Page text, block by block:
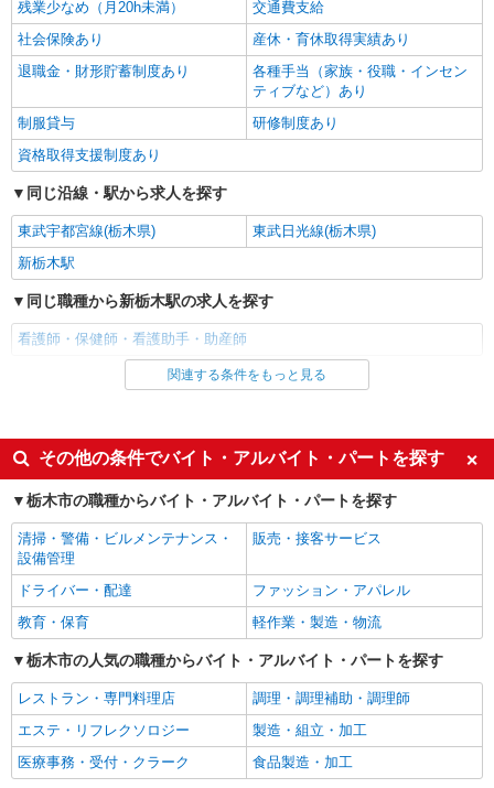
日研トータルソーシング株式会社 メディカルケア事業部/宇都宮オフ
ィス【看護助手】
看護助手（ナースエイド）
時給1,180円 ★週払いOK（規定あり） ※給与
幅は経験・能力による
栃木県栃木市 【最寄駅】東武日光線「藤岡」
駅
キープ
残業少なめ（月20h未満）
交通費支給
社会保険あり
産休・育休取得実績あり
退職金・財形貯蓄制度あり
各種手当（家族・役職・インセン
ティブなど）あり
制服貸与
研修制度あり
資格取得支援制度あり
同じ沿線・駅から求人を探す
東武宇都宮線(栃木県)
東武日光線(栃木県)
新栃木駅
同じ職種から新栃木駅の求人を探す
看護師・保健師・看護助手・助産師
同じ雇用形態から新栃木駅の求人を探す
同じ特徴から新栃木駅の求人を探す
入社日応相談
未経験歓迎
経験者・有資格者歓迎
新卒・第二新卒歓迎
女性活躍中
フリーター歓迎
学歴不問
ブランクOK
ミドル（40代～）活躍中
エルダー（50代～）活躍中
シニア（60代～）活躍中
高収入・高額
ボーナス・賞与あり
昇給あり
完全週休2日制
フルタイム歓迎
禁煙・分煙
駅直結・駅チカ
車通勤OK
関連する条件をもっと見る
その他の条件でバイト・アルバイト・パートを探す
栃木市の職種からバイト・アルバイト・パートを探す
清掃・警備・ビルメンテナンス・
設備管理
販売・接客サービス
ドライバー・配達
ファッション・アパレル
教育・保育
軽作業・製造・物流
栃木市の人気の職種からバイト・アルバイト・パートを探す
レストラン・専門料理店
調理・調理補助・調理師
エステ・リフレクソロジー
製造・組立・加工
医療事務・受付・クラーク
食品製造・加工